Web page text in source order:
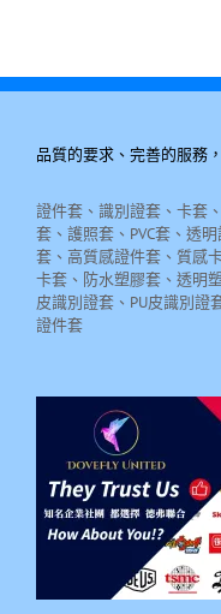
品質的要求、完善的服務，
證件套、識別證套、卡套
套、護照套、PVC套、透
套、高質感證件套、質感
卡套、防水塑膠套、透明
皮識別證套、PU皮識別證
證件套